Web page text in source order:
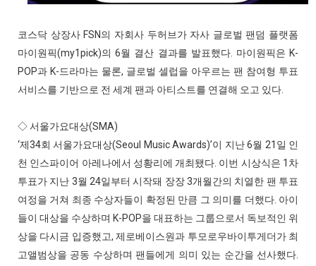
코스닥 상장사 FSN의 자회사 두허브가 자사 글로벌 팬덤 플랫폼
마이원픽(my1pick)의 6월 결산 결과를 발표했다. 마이원픽은 K-
POP과 K-드라마는 물론, 글로벌 셀럽을 아우르는 팬 참여형 투표
서비스를 기반으로 전 세계 팬과 아티스트를 연결해 오고 있다.
◇ 서울가요대상(SMA)
‘제34회 서울가요대상(Seoul Music Awards)’이 지난 6월 21일 인
천 인스파이어 아레나에서 성황리에 개최됐다. 이번 시상식은 1차
투표가 지난 3월 24일부터 시작돼 장장 3개월간의 치열한 팬 투표
여정을 거쳐 최종 수상자들이 확정된 만큼 그 의미를 더했다. 아이
들이 대상을 수상하며 K-POP을 대표하는 그룹으로서 독보적인 위
상을 다시금 입증했고, 제로베이스원과 투모로우바이투게더가 최
고앨범상을 공동 수상하며 팬들에게 의미 있는 순간을 선사했다.